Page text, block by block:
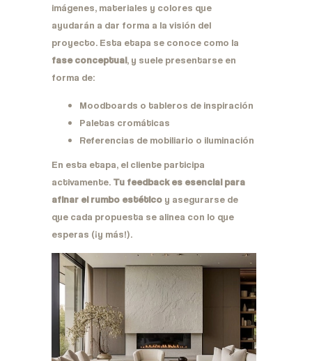
imágenes, materiales y colores que
ayudarán a dar forma a la visión del
proyecto. Esta etapa se conoce como la
fase conceptual, y suele presentarse en
forma de:
Moodboards o tableros de inspiración
Paletas cromáticas
Referencias de mobiliario o iluminación
En esta etapa, el cliente participa
activamente. Tu feedback es esencial para
afinar el rumbo estético y asegurarse de
que cada propuesta se alinea con lo que
esperas (¡y más!).